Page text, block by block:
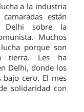
a la industria
están
Delhi sobre la
Muchos
porque son
tierra. Les ha
Delhi, donde los
cero. El mes
solidaridad con